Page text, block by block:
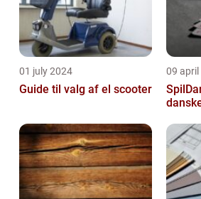
01 july 2024
Guide til valg af el scooter
09